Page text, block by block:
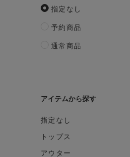
指定なし
予約商品
通常商品
アイテム
指定なし
トップス
アウター